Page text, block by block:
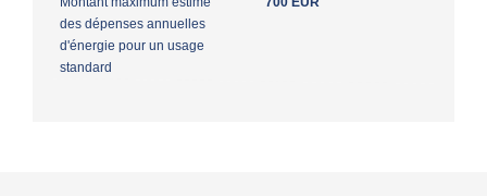
des dépenses annuelles
d'énergie pour un usage
standard